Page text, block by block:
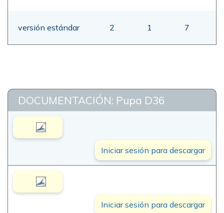
versión estándar 2 1 7
DOCUMENTACIÓN: Pupa D36
Iniciar sesión para descargar
Iniciar sesión para descargar